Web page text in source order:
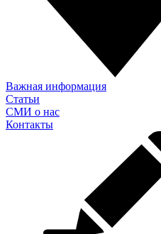
Важная информация
Статьи
СМИ о нас
Контакты